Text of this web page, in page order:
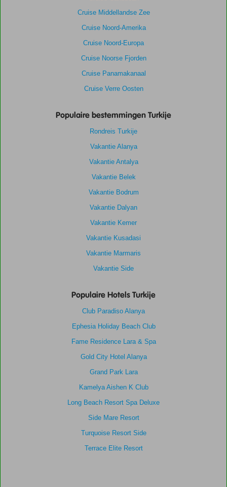
Cruise Middellandse Zee
Cruise Noord-Amerika
Cruise Noord-Europa
Cruise Noorse Fjorden
Cruise Panamakanaal
Cruise Verre Oosten
Populaire bestemmingen Turkije
Rondreis Turkije
Vakantie Alanya
Vakantie Antalya
Vakantie Belek
Vakantie Bodrum
Vakantie Dalyan
Vakantie Kemer
Vakantie Kusadasi
Vakantie Marmaris
Vakantie Side
Populaire Hotels Turkije
Club Paradiso Alanya
Ephesia Holiday Beach Club
Fame Residence Lara & Spa
Gold City Hotel Alanya
Grand Park Lara
Kamelya Aishen K Club
Long Beach Resort Spa Deluxe
Side Mare Resort
Turquoise Resort Side
Terrace Elite Resort